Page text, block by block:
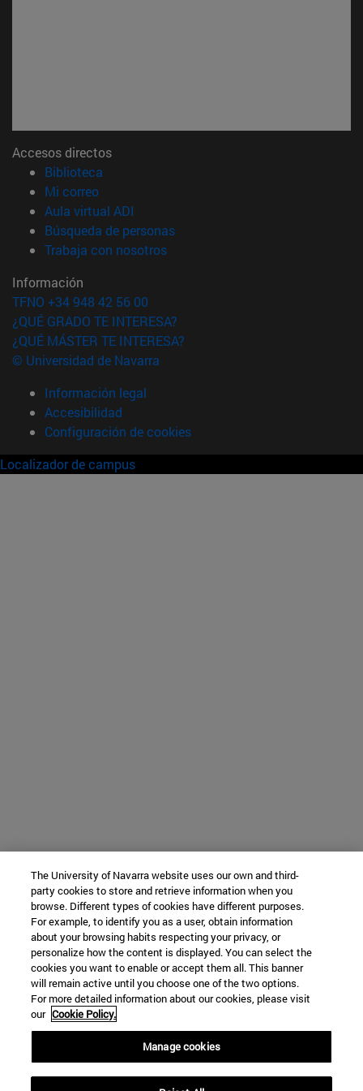
Accesos directos
Biblioteca
Mi correo(abre en nueva ventana)
Aula virtual ADI
Búsqueda de personas(abre en nueva ventana)
Trabaja con nosotros(abre en nueva ventana)
Información
TFNO +34 948 42 56 00
¿QUÉ GRADO TE INTERESA?
¿QUÉ MÁSTER TE INTERESA?
© Universidad de Navarra
Información legal
Accesibilidad
Configuración de cookies
Localizador de campus
The University of Navarra website uses our own and third-
party cookies to store and retrieve information when you
browse. Different types of cookies have different purposes.
For example, to identify you as a user, obtain information
about your browsing habits respecting your privacy, or
personalize how the content is displayed. You can select the
cookies you want to enable or accept them all. This banner
will remain active until you choose one of the two options.
For more detailed information about our cookies, please visit
our Cookie Policy.
Manage cookies